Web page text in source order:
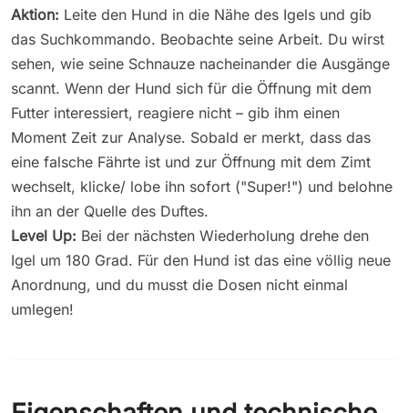
Aktion: Leite den Hund in die Nähe des Igels und gib
das Suchkommando. Beobachte seine Arbeit. Du wirst
sehen, wie seine Schnauze nacheinander die Ausgänge
scannt. Wenn der Hund sich für die Öffnung mit dem
Futter interessiert, reagiere nicht – gib ihm einen
Moment Zeit zur Analyse. Sobald er merkt, dass das
eine falsche Fährte ist und zur Öffnung mit dem Zimt
wechselt, klicke/ lobe ihn sofort ("Super!") und belohne
ihn an der Quelle des Duftes.
Level Up: Bei der nächsten Wiederholung drehe den
Igel um 180 Grad. Für den Hund ist das eine völlig neue
Anordnung, und du musst die Dosen nicht einmal
umlegen!